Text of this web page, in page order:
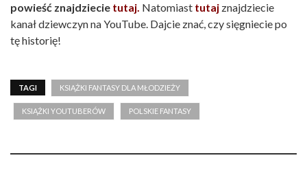
powieść znajdziecie tutaj. Natomiast tutaj znajdziecie
kanał dziewczyn na YouTube. Dajcie znać, czy sięgniecie po
tę historię!
TAGI KSIĄŻKI FANTASY DLA MŁODZIEŻY
KSIĄŻKI YOUTUBERÓW POLSKIE FANTASY